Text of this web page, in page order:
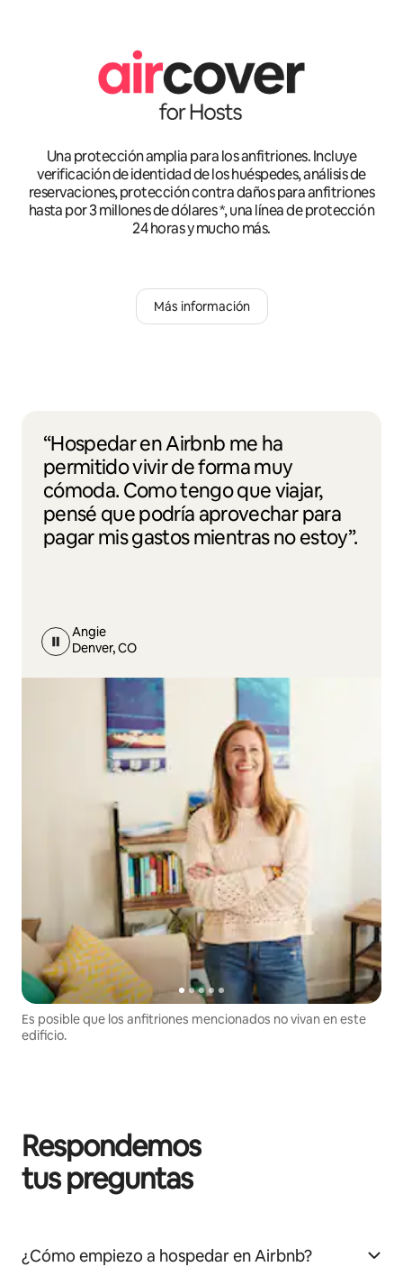
Una protección amplia para los anfitriones. Incluye
verificación de identidad de los huéspedes, análisis de
reservaciones, protección contra daños para anfitriones
hasta por 3 millones de dólares *, una línea de protección
24 horas y mucho más.
Más información
“Hospedar en Airbnb me ha
permitido vivir de forma muy
cómoda. Como tengo que viajar,
pensé que podría aprovechar para
pagar mis gastos mientras no estoy”.
Angie
Denver, CO
Es posible que los anfitriones mencionados no vivan en este
edificio.
Respondemos
tus preguntas
¿Cómo empiezo a hospedar en Airbnb?